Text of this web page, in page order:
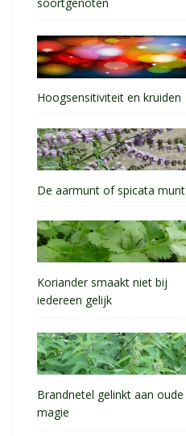
soortgenoten
Hoogsensitiviteit en kruiden
De aarmunt of spicata munt
Koriander smaakt niet bij
iedereen gelijk
Brandnetel gelinkt aan oude
magie